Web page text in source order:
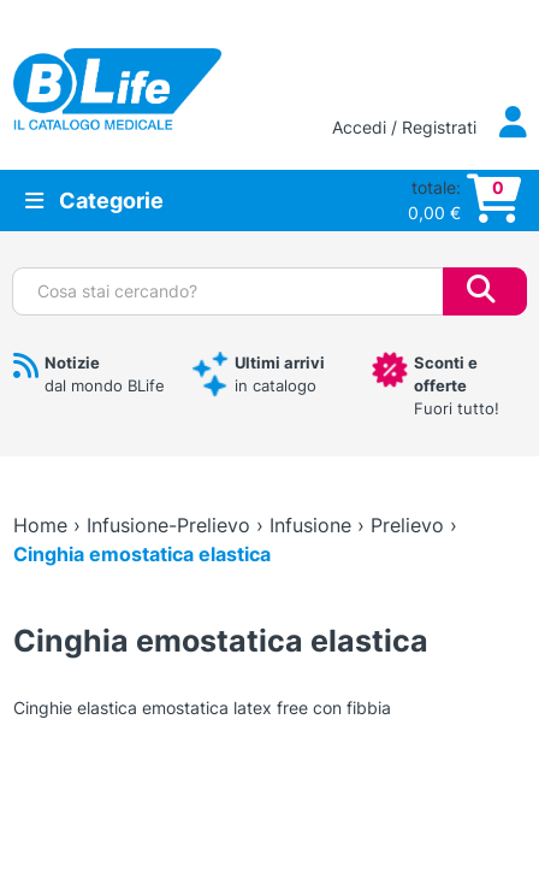
Vai al contenuto principale
Accedi / Registrati
Categorie
totale:
0,00 €
0
Cerca:
Notizie
dal mondo BLife
Ultimi arrivi
in catalogo
Sconti e
offerte
Fuori tutto!
Home› Infusione-Prelievo › Infusione› Prelievo ›
Cinghia emostatica elastica
Cinghia emostatica elastica
Cinghie elastica emostatica latex free con fibbia